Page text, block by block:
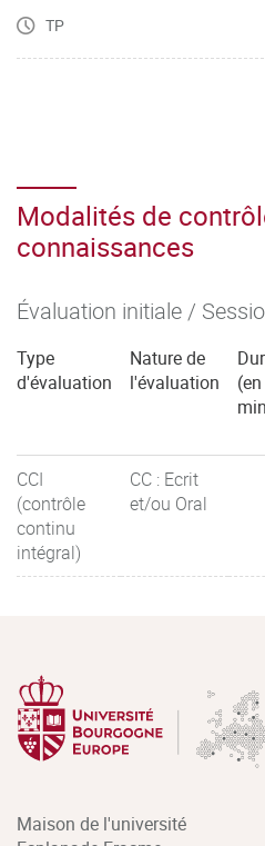
TP
Modalités de
connaissances
Évaluation initiale /
Type
d'évaluation
Nature de
l'évaluation
(en
CCI
(contrôle
continu
intégral)
CC : Ecrit
et/ou Oral
Maison de l'université